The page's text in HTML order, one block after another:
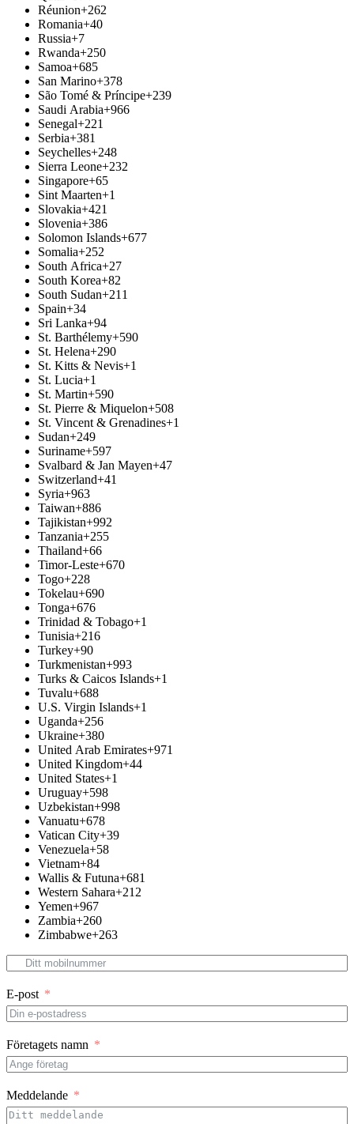
Réunion+262
Romania+40
Russia+7
Rwanda+250
Samoa+685
San Marino+378
São Tomé & Príncipe+239
Saudi Arabia+966
Senegal+221
Serbia+381
Seychelles+248
Sierra Leone+232
Singapore+65
Sint Maarten+1
Slovakia+421
Slovenia+386
Solomon Islands+677
Somalia+252
South Africa+27
South Korea+82
South Sudan+211
Spain+34
Sri Lanka+94
St. Barthélemy+590
St. Helena+290
St. Kitts & Nevis+1
St. Lucia+1
St. Martin+590
St. Pierre & Miquelon+508
St. Vincent & Grenadines+1
Sudan+249
Suriname+597
Svalbard & Jan Mayen+47
Switzerland+41
Syria+963
Taiwan+886
Tajikistan+992
Tanzania+255
Thailand+66
Timor-Leste+670
Togo+228
Tokelau+690
Tonga+676
Trinidad & Tobago+1
Tunisia+216
Turkey+90
Turkmenistan+993
Turks & Caicos Islands+1
Tuvalu+688
U.S. Virgin Islands+1
Uganda+256
Ukraine+380
United Arab Emirates+971
United Kingdom+44
United States+1
Uruguay+598
Uzbekistan+998
Vanuatu+678
Vatican City+39
Venezuela+58
Vietnam+84
Wallis & Futuna+681
Western Sahara+212
Yemen+967
Zambia+260
Zimbabwe+263
E-post
Företagets namn
Meddelande